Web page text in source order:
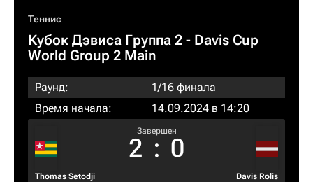
Теннис
Кубок Дэвиса Группа 2 - Davis Cup
World Group 2 Main
Раунд:
1/16 финала
Время начала:
14.09.2024 в 14:20
Thomas Setodji
Завершен
2 : 0
Davis Rolis